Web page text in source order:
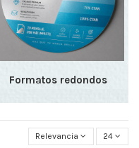
Formatos redondos
Relevancia 24